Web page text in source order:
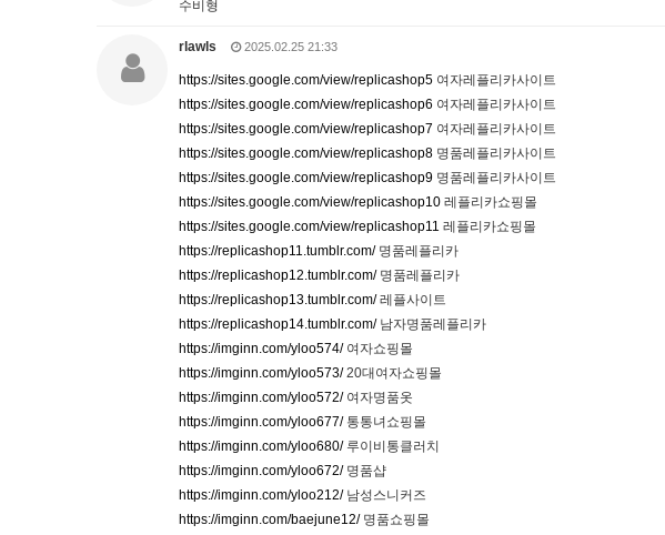
수비형
rlawls 2025.02.25 21:33
https://sites.google.com/view/replicashop5 여자레플리카사이트
https://sites.google.com/view/replicashop6 여자레플리카사이트
https://sites.google.com/view/replicashop7 여자레플리카사이트
https://sites.google.com/view/replicashop8 명품레플리카사이트
https://sites.google.com/view/replicashop9 명품레플리카사이트
https://sites.google.com/view/replicashop10 레플리카쇼핑몰
https://sites.google.com/view/replicashop11 레플리카쇼핑몰
https://replicashop11.tumblr.com/명품레플리카
https://replicashop12.tumblr.com/명품레플리카
https://replicashop13.tumblr.com/레플사이트
https://replicashop14.tumblr.com/남자명품레플리카
https://imginn.com/yloo574/여자쇼핑몰
https://imginn.com/yloo573/20대여자쇼핑몰
https://imginn.com/yloo572/여자명품옷
https://imginn.com/yloo677/통통녀쇼핑몰
https://imginn.com/yloo680/루이비통클러치
https://imginn.com/yloo672/명품샵
https://imginn.com/yloo212/남성스니커즈
https://imginn.com/baejune12/명품쇼핑몰